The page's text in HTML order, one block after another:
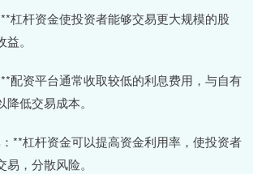
杠杆资金使投资者能够交易更大规模的股
。
配资平台通常收取较低的利息费用，与自有
低交易成本。
**杠杆资金可以提高资金利用率，使投资者
，分散风险。